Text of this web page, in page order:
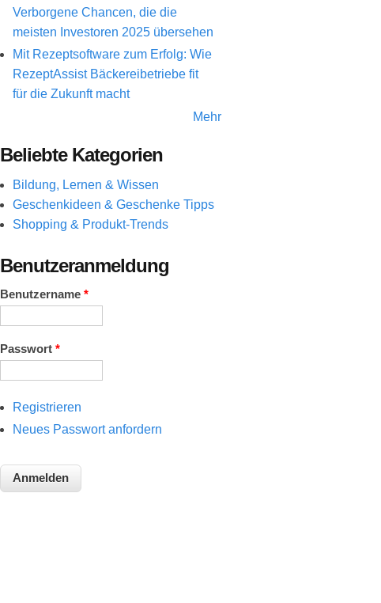
Verborgene Chancen, die die
meisten Investoren 2025 übersehen
Mit Rezeptsoftware zum Erfolg: Wie
RezeptAssist Bäckereibetriebe fit
für die Zukunft macht
Mehr
Beliebte Kategorien
Bildung, Lernen & Wissen
Geschenkideen & Geschenke Tipps
Shopping & Produkt-Trends
Benutzeranmeldung
Benutzername *
Passwort *
Registrieren
Neues Passwort anfordern